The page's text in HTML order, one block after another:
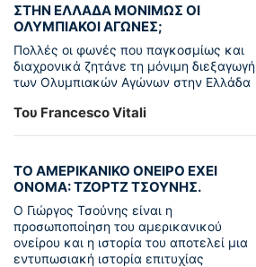
ΣΤΗΝ ΕΛΛΑΔΑ ΜΟΝΙΜΩΣ ΟΙ
ΟΛΥΜΠΙΑΚΟΙ ΑΓΩΝΕΣ;
Πολλές οι φωνές που παγκοσμίως και
διαχρονικά ζητάνε τη μόνιμη διεξαγωγή
των Ολυμπιακών Αγώνων στην Ελλάδα
Του Francesco Vitali
ΤΟ ΑΜΕΡΙΚΑΝΙΚΟ ΟΝΕΙΡΟ ΕΧΕΙ
ΟΝΟΜΑ: ΤΖΟΡΤΖ ΤΣΟΥΝΗΣ.
Ο Γιώργος Τσούνης είναι η
προσωποποίηση του αμερικανικού
ονείρου και η ιστορία του αποτελεί μια
εντυπωσιακή ιστορία επιτυχίας